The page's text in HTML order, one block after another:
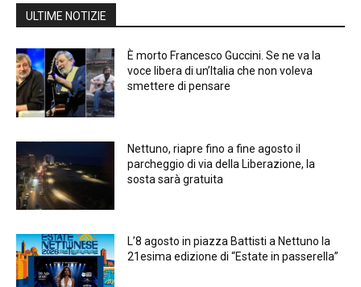
ULTIME NOTIZIE
È morto Francesco Guccini. Se ne va la
voce libera di un’Italia che non voleva
smettere di pensare
Nettuno, riapre fino a fine agosto il
parcheggio di via della Liberazione, la
sosta sarà gratuita
L’8 agosto in piazza Battisti a Nettuno la
21esima edizione di “Estate in passerella”